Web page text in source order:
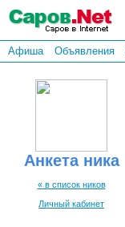
Афиша Объявления
Анкета ника
« в список ников
Личный кабинет